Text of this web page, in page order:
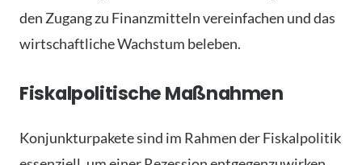
den Zugang zu Finanzmitteln vereinfachen und das
wirtschaftliche Wachstum beleben.
Fiskalpolitische Maßnahmen
Konjunkturpakete sind im Rahmen der Fiskalpolitik